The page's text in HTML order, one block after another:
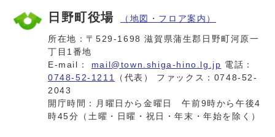
日野町役場 （地図・フロア案内）
所在地：〒529-1698 滋賀県蒲生郡日野町河原一
丁目1番地
E-mail： mail@town.shiga-hino.lg.jp 電話：
0748-52-1211
（代表） ファックス：0748-52-
2043
開庁時間：月曜日から金曜日 午前9時から午後4
時45分（土曜・日曜・祝日・年末・年始を除く）